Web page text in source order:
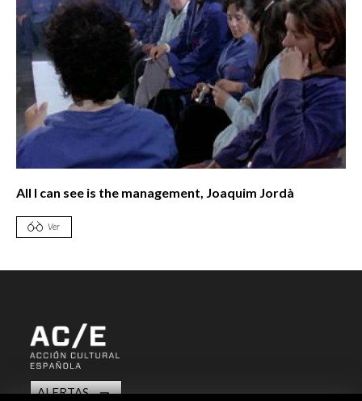
All I can see is the management, Joaquim Jordà
Ver
ALERTAS